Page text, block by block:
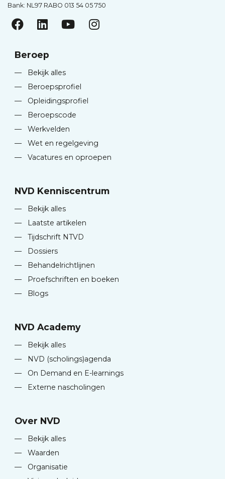
Bank: NL97 RABO 013 54 05 750
Beroep
—
Bekijk alles
—
Beroepsprofiel
—
Opleidingsprofiel
—
Beroepscode
—
Werkvelden
—
Wet en regelgeving
—
Vacatures en oproepen
NVD Kenniscentrum
—
Bekijk alles
—
Laatste artikelen
—
Tijdschrift NTVD
—
Dossiers
—
Behandelrichtlijnen
—
Proefschriften en boeken
—
Blogs
NVD Academy
—
Bekijk alles
—
NVD (scholings)agenda
—
On Demand en E-learnings
—
Externe nascholingen
Over NVD
—
Bekijk alles
—
Waarden
—
Organisatie